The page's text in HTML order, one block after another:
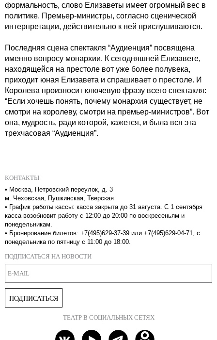
формальность, слово Елизаветы имеет огромный вес в
политике. Премьер-министры, согласно сценической
интерпретации, действительно к ней прислушиваются.
Последняя сцена спектакля “Аудиенция” посвящена
именно вопросу монархии. К сегодняшней Елизавете,
находящейся на престоле вот уже более полувека,
приходит юная Елизавета и спрашивает о престоле. И
Королева произносит ключевую фразу всего спектакля:
“Если хочешь понять, почему монархия существует, не
смотри на королеву, смотри на премьер-министров”. Вот
она, мудрость, ради которой, кажется, и была вся эта
трехчасовая “Аудиенция”.
КОНТАКТЫ
• Москва, Петровский переулок, д. 3
м. Чеховская, Пушкинская, Тверская
• График работы кассы: касса закрыта до 31 августа. С 1 сентября
касса возобновит работу с 12:00 до 20:00 по воскресеньям и
понедельникам.
• Бронирование билетов: +7(495)629-37-39 или +7(495)629-04-71, с
понедельника по пятницу с 11:00 до 18:00.
ПОДПИСАТЬСЯ НА НОВОСТИ
ПОДПИСАТЬСЯ
ТЕАТР В СОЦИАЛЬНЫХ СЕТЯХ